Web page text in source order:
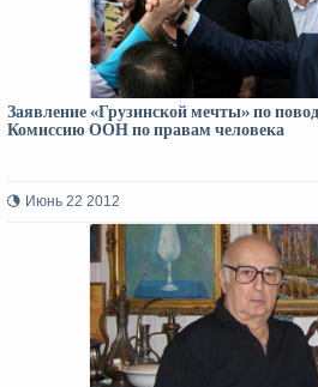
Заявление «Грузинской мечты» по
Комиссию ООН по правам человека
Июнь 22 2012